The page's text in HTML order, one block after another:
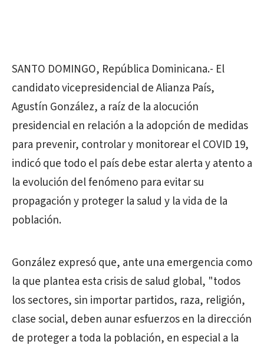
SANTO DOMINGO, República Dominicana.- El
candidato vicepresidencial de Alianza País,
Agustín González, a raíz de la alocución
presidencial en relación a la adopción de medidas
para prevenir, controlar y monitorear el COVID 19,
indicó que todo el país debe estar alerta y atento a
la evolución del fenómeno para evitar su
propagación y proteger la salud y la vida de la
población.
González expresó que, ante una emergencia como
la que plantea esta crisis de salud global, "todos
los sectores, sin importar partidos, raza, religión,
clase social, deben aunar esfuerzos en la dirección
de proteger a toda la población, en especial a la